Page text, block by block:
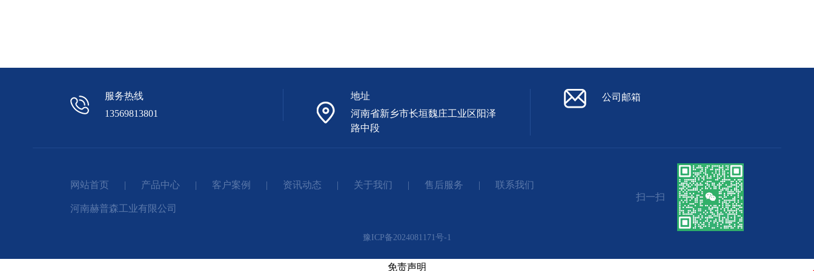
服务热线
13569813801
地址
河南省新乡市长垣魏庄工业区阳泽
路中段
公司邮箱
网站首页 | 产品中心 | 客户案例 | 资讯动态 | 关于我们 | 售后服务 | 联系我们
河南赫普森工业有限公司
扫一扫
豫ICP备2024081171号-1
免责声明